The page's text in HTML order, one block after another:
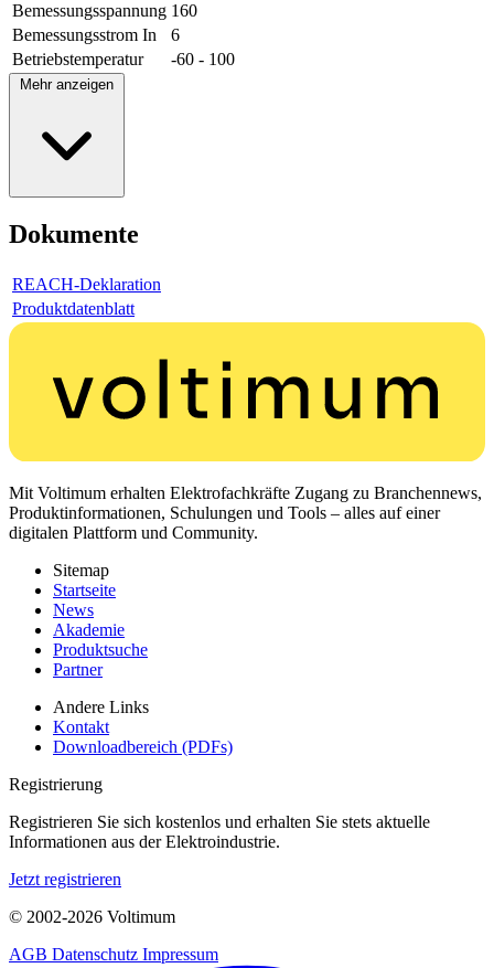
Bemessungsspannung 160
Bemessungsstrom In
6
Betriebstemperatur
-60 - 100
Mehr anzeigen
Dokumente
REACH-Deklaration
Produktdatenblatt
Mit Voltimum erhalten Elektrofachkräfte Zugang zu Branchennews,
Produktinformationen, Schulungen und Tools – alles auf einer
digitalen Plattform und Community.
Sitemap
Startseite
News
Akademie
Produktsuche
Partner
Andere Links
Kontakt
Downloadbereich (PDFs)
Registrierung
Registrieren Sie sich kostenlos und erhalten Sie stets aktuelle
Informationen aus der Elektroindustrie.
Jetzt registrieren
© 2002-2026 Voltimum
AGB Datenschutz Impressum